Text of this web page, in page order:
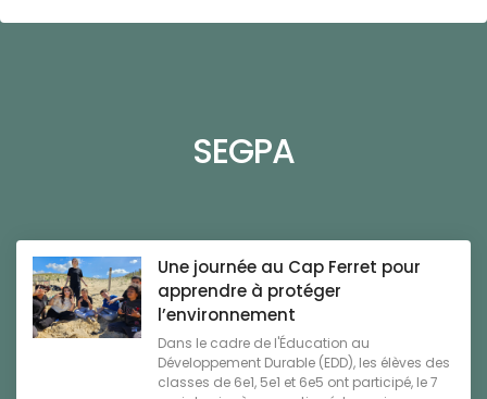
SEGPA
Une journée au Cap Ferret pour
apprendre à protéger
l’environnement
Dans le cadre de l'Éducation au
Développement Durable (EDD), les élèves des
classes de 6e1, 5e1 et 6e5 ont participé, le 7